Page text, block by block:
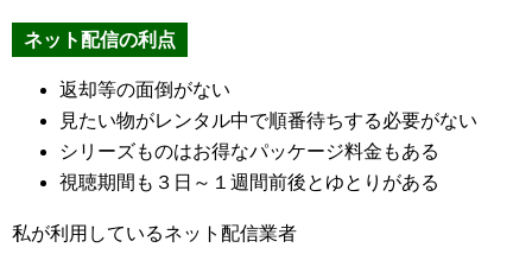
ネット配信の利点
返却等の面倒がない
見たい物がレンタル中で順番待ちする必要がない
シリーズものはお得なパッケージ料金もある
視聴期間も３日～１週間前後とゆとりがある
私が利用しているネット配信業者